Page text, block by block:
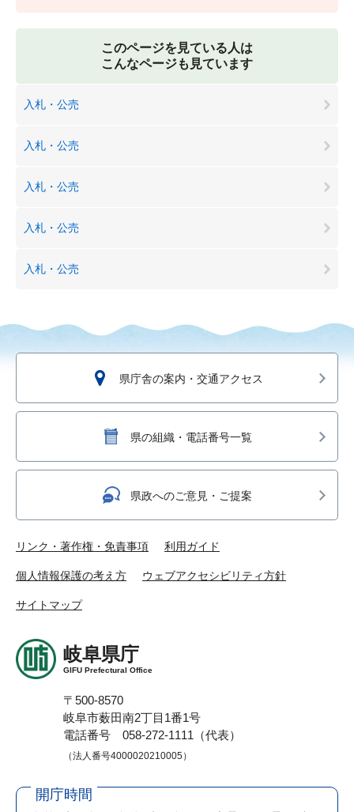
このページを見ている人は
こんなページも見ています
入札・公売
入札・公売
入札・公売
入札・公売
入札・公売
県庁舎の案内・交通アクセス
県の組織・電話番号一覧
県政へのご意見・ご提案
リンク・著作権・免責事項 利用ガイド
個人情報保護の考え方 ウェブアクセシビリティ方針
サイトマップ
岐阜県庁
GIFU Prefectural Office
〒500-8570
岐阜市薮田南2丁目1番1号
電話番号 058-272-1111（代表）
（法人番号4000020210005）
開庁時間